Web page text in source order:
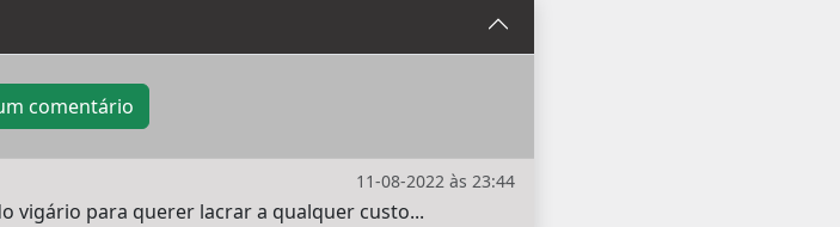
comentário
11-08-2022 às 23:44
vigário para querer lacrar a qualquer custo...